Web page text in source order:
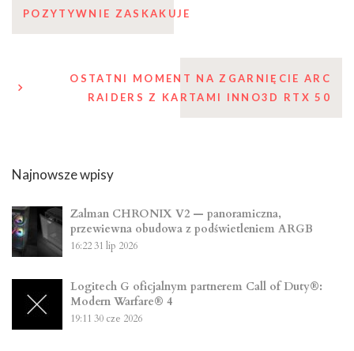
wpisu
POZYTYWNIE ZASKAKUJE
OSTATNI MOMENT NA ZGARNIĘCIE ARC
RAIDERS Z KARTAMI INNO3D RTX 50
Najnowsze wpisy
Zalman CHRONIX V2 — panoramiczna,
przewiewna obudowa z podświetleniem ARGB
16:2231 lip 2026
Logitech G oficjalnym partnerem Call of Duty®:
Modern Warfare® 4
19:11 30 cze 2026